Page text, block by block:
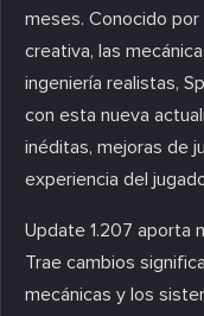
meses. Conocido
creativa, las
ingeniería realistas,
con esta nueva
inéditas, mejoras de
experiencia del
Update 1.207 aporta
Trae cambios
mecánicas y los